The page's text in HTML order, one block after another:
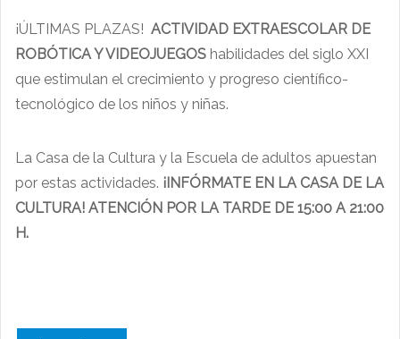
¡ÚLTIMAS PLAZAS! ACTIVIDAD EXTRAESCOLAR DE
ROBÓTICA Y VIDEOJUEGOS habilidades del siglo XXI
que estimulan el crecimiento y progreso científico-
tecnológico de los niños y niñas.
La Casa de la Cultura y la Escuela de adultos apuestan
por estas actividades. ¡INFÓRMATE EN LA CASA DE LA
CULTURA! ATENCIÓN POR LA TARDE DE 15:00 A 21:00
H.